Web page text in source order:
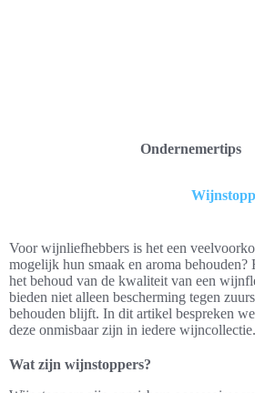
Ondernemertips
Voor wijnliefhebbers is het een
mogelijk hun smaak en aroma
het behoud van de kwaliteit van een
bieden niet alleen bescherming tegen
behouden blijft. In dit artikel bespreken
deze onmisbaar zijn in iedere wijncollectie.
Wat zijn wijnstoppers?